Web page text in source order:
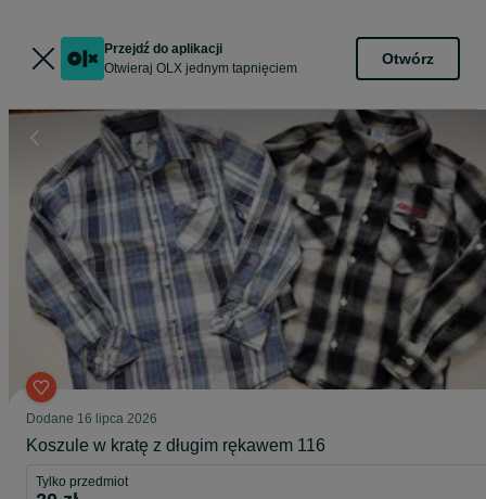
Przejdź do aplikacji
Otwieraj OLX jednym tapnięciem
Otwórz
Dodane 16 lipca 2026
Koszule w kratę z długim rękawem 116
Tylko przedmiot